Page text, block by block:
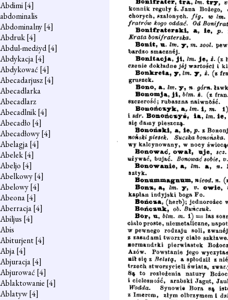
Abdimi[4]
abdominalis
Abdominalny[4]
Abdruk[4]
Abdul-medżyd[4]
Abdykacja[4]
Abdykować [4]
Abecadarjusz[4]
Abecadlarka
Abecadlarz
Abecadlnik[4]
Abecadło [4]
Abecadłowy[4]
Abelagja[4]
Abelek[4]
Abeljo [4]
Abelkowy[4]
Abelowy[4]
Abeona[4]
Aberracja[4]
Abiljus [4]
Abis
Abiturjent[4]
Abja[4]
Abjuracja[4]
Abjurować [4]
Ablaktowanie [4]
Ablatyw[4]